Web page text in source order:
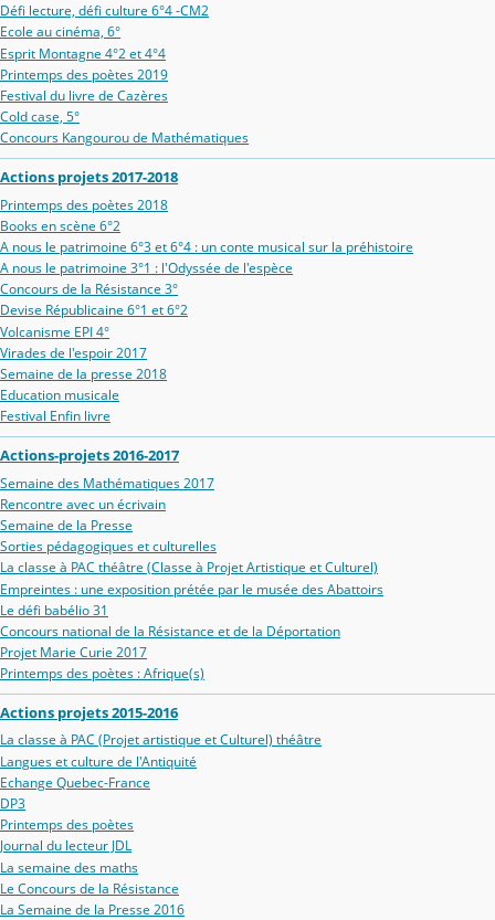
Défi lecture, défi culture 6°4 -CM2
Ecole au cinéma, 6°
Esprit Montagne 4°2 et 4°4
Printemps des poètes 2019
Festival du livre de Cazères
Cold case, 5°
Concours Kangourou de Mathématiques
Actions projets 2017-2018
Printemps des poètes 2018
Books en scène 6°2
A nous le patrimoine 6°3 et 6°4 : un conte musical sur la préhistoire
A nous le patrimoine 3°1 : l'Odyssée de l'espèce
Concours de la Résistance 3°
Devise Républicaine 6°1 et 6°2
Volcanisme EPI 4°
Virades de l'espoir 2017
Semaine de la presse 2018
Education musicale
Festival Enfin livre
Actions-projets 2016-2017
Semaine des Mathématiques 2017
Rencontre avec un écrivain
Semaine de la Presse
Sorties pédagogiques et culturelles
La classe à PAC théâtre (Classe à Projet Artistique et Culturel)
Empreintes : une exposition prétée par le musée des Abattoirs
Le défi babélio 31
Concours national de la Résistance et de la Déportation
Projet Marie Curie 2017
Printemps des poètes : Afrique(s)
Actions projets 2015-2016
La classe à PAC (Projet artistique et Culturel) théâtre
Langues et culture de l'Antiquité
Echange Quebec-France
DP3
Printemps des poètes
Journal du lecteur JDL
La semaine des maths
Le Concours de la Résistance
La Semaine de la Presse 2016